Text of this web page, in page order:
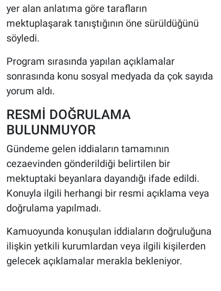
yer alan anlatıma göre tarafların
mektuplaşarak tanıştığının öne sürüldüğünü
söyledi.
Program sırasında yapılan açıklamalar
sonrasında konu sosyal medyada da çok sayıda
yorum aldı.
RESMİ DOĞRULAMA
BULUNMUYOR
Gündeme gelen iddiaların tamamının
cezaevinden gönderildiği belirtilen bir
mektuptaki beyanlara dayandığı ifade edildi.
Konuyla ilgili herhangi bir resmi açıklama veya
doğrulama yapılmadı.
Kamuoyunda konuşulan iddiaların doğruluğuna
ilişkin yetkili kurumlardan veya ilgili kişilerden
gelecek açıklamalar merakla bekleniyor.